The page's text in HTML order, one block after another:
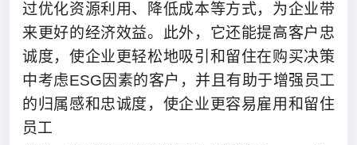
过优化资源利用、降低成本等方式，为企业带
来更好的经济效益。此外，它还能提高客户忠
诚度，使企业更轻松地吸引和留住在购买决策
中考虑ESG因素的客户，并且有助于增强员工
的归属感和忠诚度，使企业更容易雇用和留住
员工